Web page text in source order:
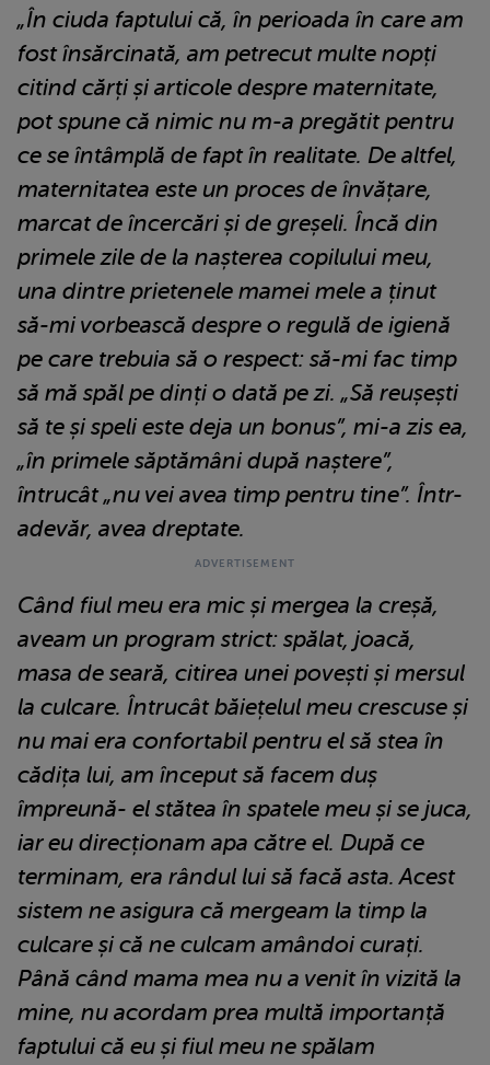
„În ciuda faptului că, în perioada în care am
fost însărcinată, am petrecut multe nopți
citind cărți și articole despre maternitate,
pot spune că nimic nu m-a pregătit pentru
ce se întâmplă de fapt în realitate. De altfel,
maternitatea este un proces de învățare,
marcat de încercări și de greșeli. Încă din
primele zile de la nașterea copilului meu,
una dintre prietenele mamei mele a ținut
să-mi vorbească despre o regulă de igienă
pe care trebuia să o respect: să-mi fac timp
să mă spăl pe dinți o dată pe zi. „Să reușești
să te și speli este deja un bonus”, mi-a zis ea,
„în primele săptămâni după naștere”,
întrucât „nu vei avea timp pentru tine”. Într-
adevăr, avea dreptate.
Când fiul meu era mic și mergea la creșă,
aveam un program strict: spălat, joacă,
masa de seară, citirea unei povești și mersul
la culcare. Întrucât băiețelul meu crescuse și
nu mai era confortabil pentru el să stea în
cădița lui, am început să facem duș
împreună- el stătea în spatele meu și se juca,
iar eu direcționam apa către el. După ce
terminam, era rândul lui să facă asta. Acest
sistem ne asigura că mergeam la timp la
culcare și că ne culcam amândoi curați.
Până când mama mea nu a venit în vizită la
mine, nu acordam prea multă importanță
faptului că eu și fiul meu ne spălam